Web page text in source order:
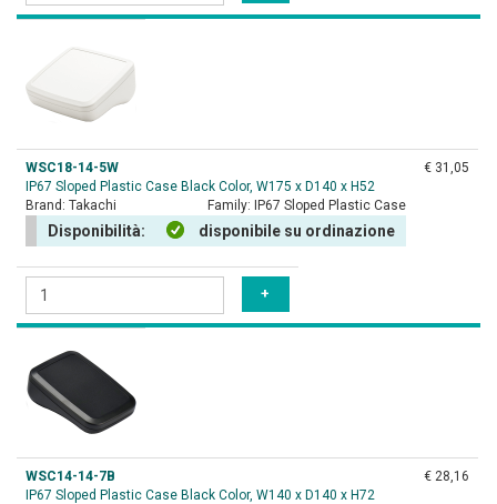
WSC18-14-5W
IP67 Sloped Plastic Case Black Color, W175 x D140 x H52
Brand: Takachi Family: IP67 Sloped Plastic Case
Disponibilità: disponibile su ordinazione
€ 31,05
WSC14-14-7B
IP67 Sloped Plastic Case Black Color, W140 x D140 x H72
€ 28,16